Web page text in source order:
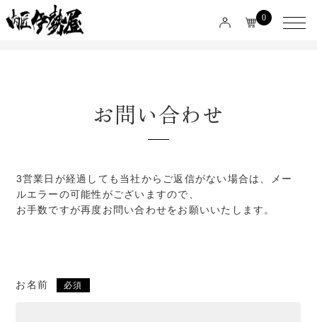
0
お問い合わせ
3営業日が経過しても当社からご返信がない場合は、メー
ルエラーの可能性がございますので、
お手数ですが再度お問い合わせをお願いいたします。
お名前 必須